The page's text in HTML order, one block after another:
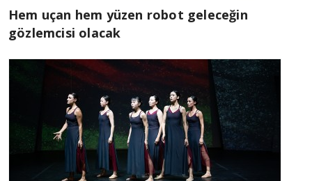
Hem uçan hem yüzen robot geleceğin
gözlemcisi olacak